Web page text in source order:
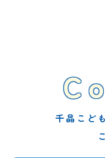
千晶こど